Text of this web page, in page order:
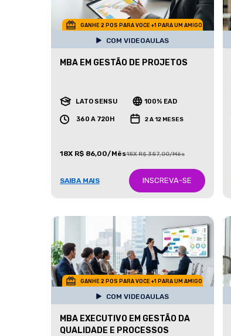
GANHE 2 POS PARA VOCE +1 PARA UM AMIGO
COM VIDEOAULAS
MBA EM GESTÃO DE PROJETOS
LATO SENSU 100% EAD
360 A 720H 2 A 12 MESES
18X R$ 86,00/Mês18X R$ 387,00/Mês
SAIBA MAIS INSCREVA-SE
GANHE 2 POS PARA VOCE +1 PARA UM AMIGO
COM VIDEOAULAS
MBA EXECUTIVO EM GESTÃO DA
QUALIDADE E PROCESSOS